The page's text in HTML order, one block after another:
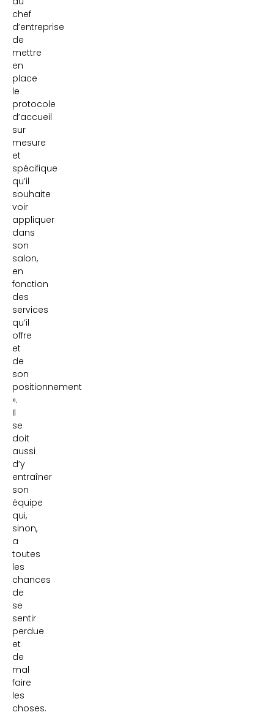
chef
d’entreprise
de
mettre
en
place
le
protocole
d’accueil
sur
mesure
et
spécifique
qu’il
souhaite
voir
appliquer
dans
son
salon,
en
fonction
des
services
qu’il
offre
et
de
son
positionnement
».
Il
se
doit
aussi
d’y
entraîner
son
équipe
qui,
sinon,
a
toutes
les
chances
de
se
sentir
perdue
et
de
mal
faire
les
choses.